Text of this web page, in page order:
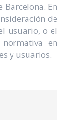
En
de
usuario, o el
en
y usuarios.